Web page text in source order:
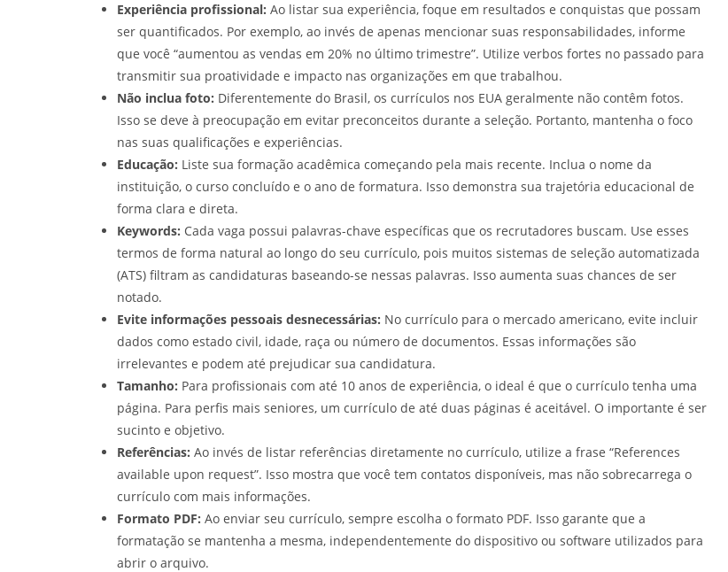
Experiência profissional: Ao listar sua experiência, foque em resultados e conquistas que possam
ser quantificados. Por exemplo, ao invés de apenas mencionar suas responsabilidades, informe
que você “aumentou as vendas em 20% no último trimestre”. Utilize verbos fortes no passado para
transmitir sua proatividade e impacto nas organizações em que trabalhou.
Não inclua foto: Diferentemente do Brasil, os currículos nos EUA geralmente não contêm fotos.
Isso se deve à preocupação em evitar preconceitos durante a seleção. Portanto, mantenha o foco
nas suas qualificações e experiências.
Educação: Liste sua formação acadêmica começando pela mais recente. Inclua o nome da
instituição, o curso concluído e o ano de formatura. Isso demonstra sua trajetória educacional de
forma clara e direta.
Keywords: Cada vaga possui palavras-chave específicas que os recrutadores buscam. Use esses
termos de forma natural ao longo do seu currículo, pois muitos sistemas de seleção automatizada
(ATS) filtram as candidaturas baseando-se nessas palavras. Isso aumenta suas chances de ser
notado.
Evite informações pessoais desnecessárias: No currículo para o mercado americano, evite incluir
dados como estado civil, idade, raça ou número de documentos. Essas informações são
irrelevantes e podem até prejudicar sua candidatura.
Tamanho: Para profissionais com até 10 anos de experiência, o ideal é que o currículo tenha uma
página. Para perfis mais seniores, um currículo de até duas páginas é aceitável. O importante é ser
sucinto e objetivo.
Referências: Ao invés de listar referências diretamente no currículo, utilize a frase “References
available upon request”. Isso mostra que você tem contatos disponíveis, mas não sobrecarrega o
currículo com mais informações.
Formato PDF: Ao enviar seu currículo, sempre escolha o formato PDF. Isso garante que a
formatação se mantenha a mesma, independentemente do dispositivo ou software utilizados para
abrir o arquivo.